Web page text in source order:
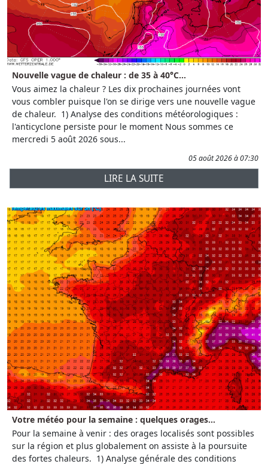
Nouvelle vague de chaleur : de 35 à 40°C...
Vous aimez la chaleur ? Les dix prochaines journées vont
vous combler puisque l'on se dirige vers une nouvelle vague
de chaleur. 1) Analyse des conditions météorologiques :
l'anticyclone persiste pour le moment Nous sommes ce
mercredi 5 août 2026 sous...
05 août 2026 à 07:30
LIRE LA SUITE
Votre météo pour la semaine : quelques orages...
Pour la semaine à venir : des orages localisés sont possibles
sur la région et plus globalement on assiste à la poursuite
des fortes chaleurs. 1) Analyse générale des conditions